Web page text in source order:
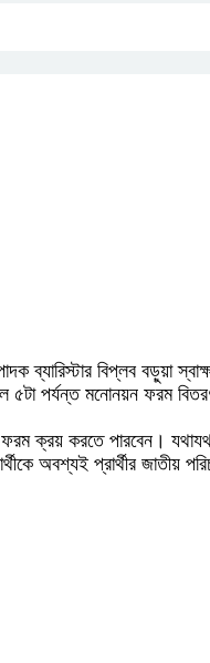
বিপ্লব বড়ুয়া
৫টা পর্যন্ত মনোনয়ন ফরম
ক্রয় করতে পারবেন। যথাযথ
অবশ্যই প্রার্থীর জাতীয়